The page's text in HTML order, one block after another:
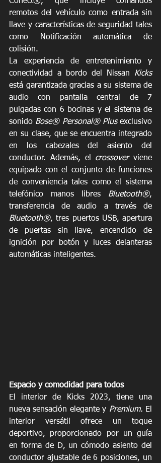
remotos del vehículo como entrada sin
llave y características de seguridad tales
como Notificación automática de
colisión.
La experiencia de entretenimiento y
conectividad a bordo del Nissan Kicks
está garantizada gracias a su sistema de
audio con pantalla central de 7
pulgadas con 6 bocinas y el sistema de
sonido Bose® Personal® Plus exclusivo
en su clase, que se encuentra integrado
en los cabezales del asiento del
conductor. Además, el crossover viene
equipado con el conjunto de funciones
de conveniencia tales como el sistema
telefónico manos libres Bluetooth®,
Bluetooth®, tres puertos USB, apertura
de puertas sin llave, encendido de
ignición por botón y luces delanteras
automáticas inteligentes.
Espacio y comodidad para todos
El interior de Kicks 2023, tiene una
nueva sensación elegante y Premium. El
interior versátil ofrece un toque
deportivo, proporcionado por un guía
en forma de D, un cómodo asiento del
conductor ajustable de 6 posiciones, un